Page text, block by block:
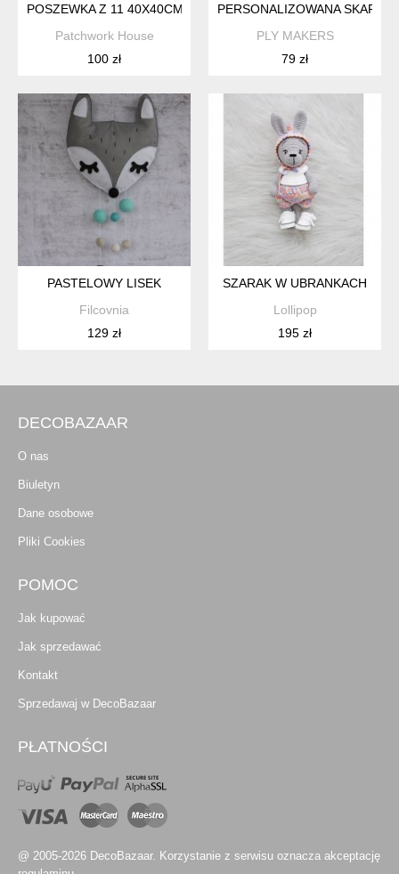
POSZEWKA Z 11 40X40CM PIKOWANA
Patchwork House
100 zł
PERSONALIZOWANA
PLY MAKERS
79 zł
PASTELOWY LISEK
Filcovnia
129 zł
SZARAK W UBRANKACH
Lollipop
195 zł
DECOBAZAAR
O nas
Biuletyn
Dane osobowe
Pliki Cookies
POMOC
Jak kupować
Jak sprzedawać
Kontakt
Sprzedawaj w DecoBazaar
PŁATNOŚCI
@ 2005-2026 DecoBazaar. Korzystanie z serwisu oznacza akceptację